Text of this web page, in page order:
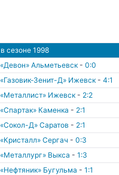
в сезоне 1998
«Девон» Альметьевск- 0:0
«Газовик-Зенит-Д» Ижевск- 4:1
«Металлист» Ижевск- 2:2
«Спартак» Каменка - 2:1
«Сокол-Д» Саратов - 2:1
«Кристалл» Сергач - 0:3
«Металлург» Выкса - 1:3
«Нефтяник» Бугульма - 1:1